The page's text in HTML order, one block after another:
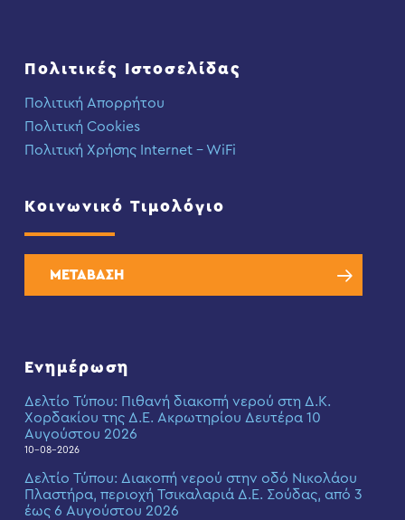
Πολιτικές Ιστοσελίδας
Πολιτική Απορρήτου
Πολιτική Cookies
Πολιτική Χρήσης Internet – WiFi
Κοινωνικό Τιμολόγιο
ΜΕΤΑΒΑΣΗ
Ενημέρωση
Δελτίο Τύπου: Πιθανή διακοπή νερού στη Δ.Κ.
Χορδακίου της Δ.Ε. Ακρωτηρίου Δευτέρα 10
Αυγούστου 2026
10-08-2026
Δελτίο Τύπου: Διακοπή νερού στην οδό Νικολάου
Πλαστήρα, περιοχή Τσικαλαριά Δ.Ε. Σούδας, από 3
έως 6 Αυγούστου 2026